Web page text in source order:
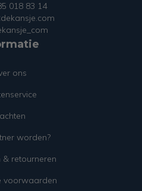
018 83 14
ons
worden?
& retourneren
voorwaarden